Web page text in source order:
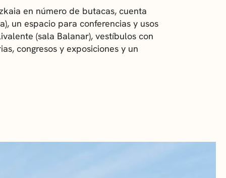
en número de butacas, cuenta
un espacio para conferencias y usos
(sala Balanar), vestíbulos con
congresos y exposiciones y un